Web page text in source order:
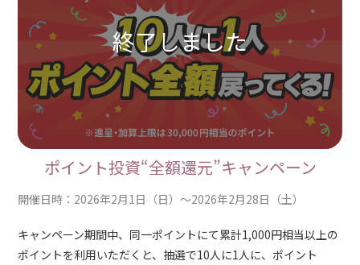
ポイント投資“全額還元”キャンペーン
開催日時：2026年2月1日（日）～2026年2月28日（土）
キャンペーン期間中、同一ポイントにて累計1,000円相当以上の
ポイントを利用いただくと、抽選で10人に1人に、ポイント